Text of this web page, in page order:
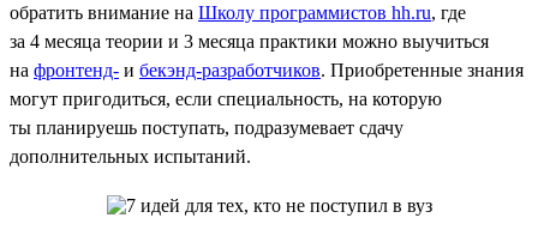
обратить внимание на Школу программистов hh.ru, где
за 4 месяца теории и 3 месяца практики можно выучиться
на фронтенд- и бекэнд-разработчиков. Приобретенные знания
могут пригодиться, если специальность, на которую
ты планируешь поступать, подразумевает сдачу
дополнительных испытаний.